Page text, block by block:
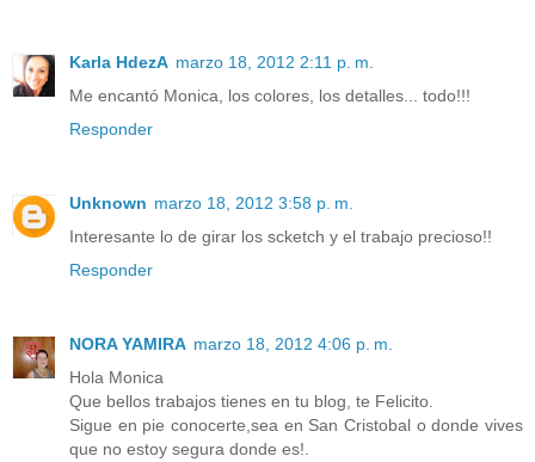
Karla HdezA marzo 18, 2012 2:11 p. m.
Me encantó Monica, los colores, los detalles... todo!!!
Responder
Unknown marzo 18, 2012 3:58 p. m.
Interesante lo de girar los scketch y el trabajo precioso!!
Responder
NORA YAMIRA marzo 18, 2012 4:06 p. m.
Hola Monica
Que bellos trabajos tienes en tu blog, te Felicito.
Sigue en pie conocerte,sea en San Cristobal o donde vives
que no estoy segura donde es!.